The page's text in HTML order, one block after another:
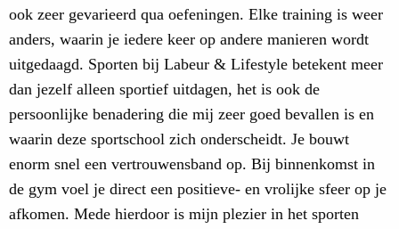
ook zeer gevarieerd qua oefeningen. Elke training is weer
anders, waarin je iedere keer op andere manieren wordt
uitgedaagd. Sporten bij Labeur & Lifestyle betekent meer
dan jezelf alleen sportief uitdagen, het is ook de
persoonlijke benadering die mij zeer goed bevallen is en
waarin deze sportschool zich onderscheidt. Je bouwt
enorm snel een vertrouwensband op. Bij binnenkomst in
de gym voel je direct een positieve- en vrolijke sfeer op je
afkomen. Mede hierdoor is mijn plezier in het sporten